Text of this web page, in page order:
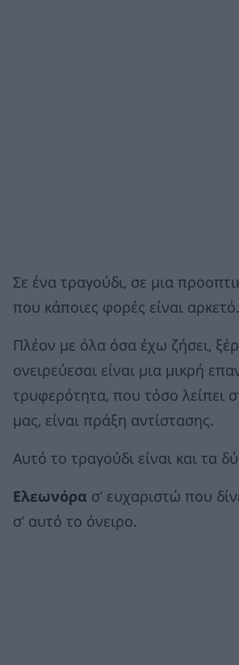
Σε ένα τραγούδι, σε μια
που κάποιες φορές είναι αρκετό.
Πλέον με όλα όσα έχω ζήσει,
ονειρεύεσαι είναι μια μικρή
τρυφερότητα, που τόσο λείπει
μας, είναι πράξη αντίστασης.
Αυτό το τραγούδι είναι και τα
Ελεωνόρα σ’ ευχαριστώ που
σ’ αυτό το όνειρο.